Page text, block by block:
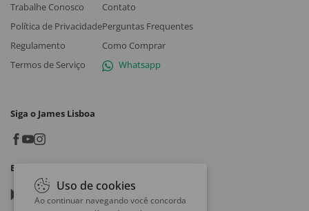
Trabalhe Conosco
Política de Privacidade
Regulamento
Termos de Serviço
Contato
Perguntas Frequentes
Como Comprar
Whatsapp
Siga o James Lisboa
Baixe o App
Google play
Uso de cookies
Ao continuar navegando você concorda